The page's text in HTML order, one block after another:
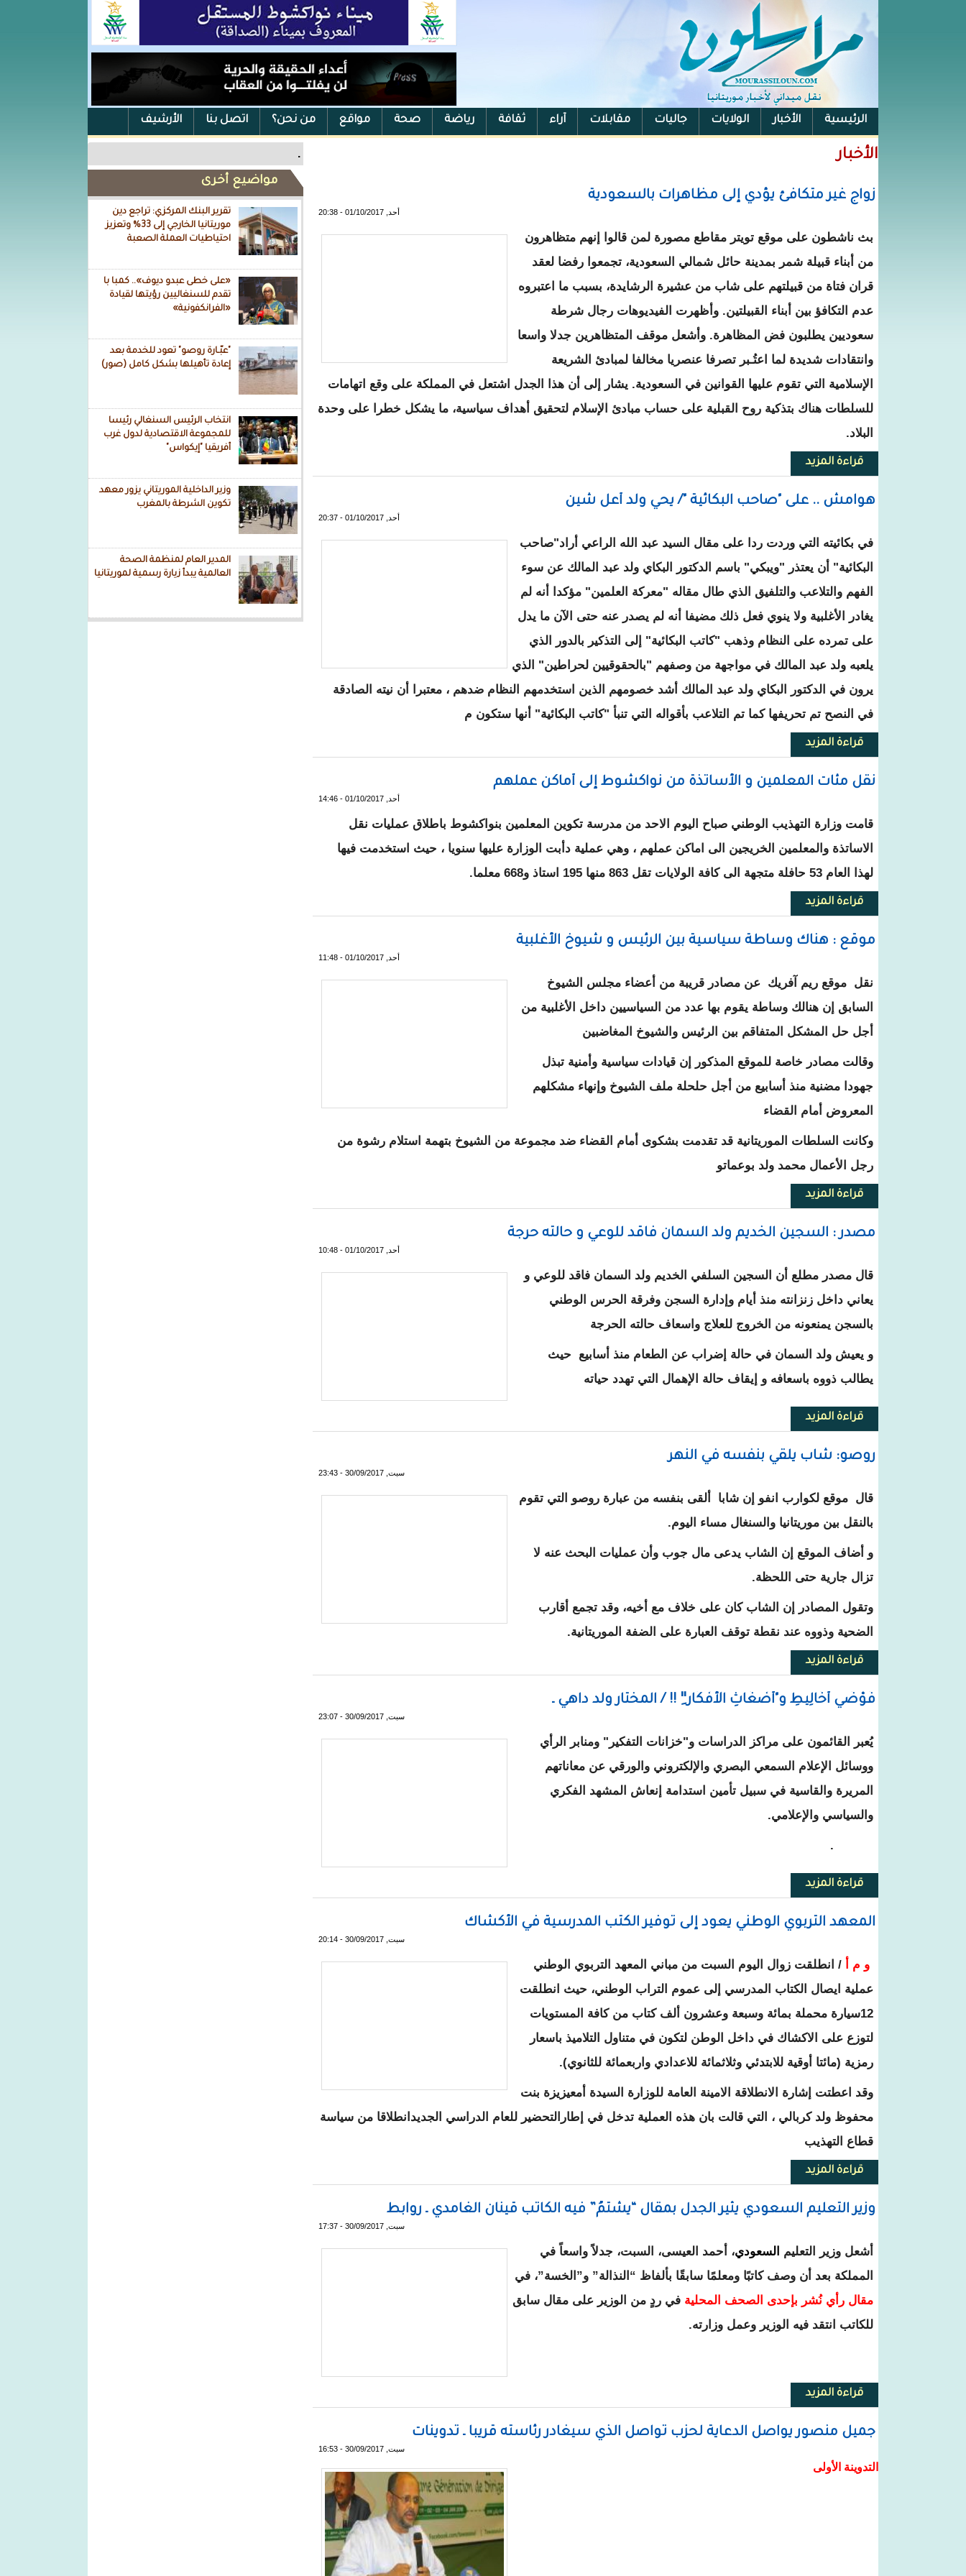
الرئيسية الأخبار الولايات جاليات مقابلات آراء ثقافة رياضة صحة مواقع من نحن؟ اتصل بنا الأرشيف
الفيس بوك .
مواضيع أخرى
تقرير البنك المركزي: تراجع دين
موريتانيا الخارجي إلى 33% وتعزيز
احتياطيات العملة الصعبة
«على خطى عبدو ديوف».. كمبا با
تقدم للسنغاليين رؤيتها لقيادة
«الفرانكفونية»
"عبّـارة روصو" تعود للخدمة بعد
إعادة تأهيلها بشكل كامل (صور)
انتخاب الرئيس السنغالي رئيسا
للمجموعة الاقتصادية لدول غرب
أفريقيا "إيكواس"
وزير الداخلية الموريتاني يزور معهد
تكوين الشرطة بالمغرب
المدير العام لمنظمة الصحة
العالمية يبدأ زيارة رسمية لموريتانيا
الأخبار
زواج غير متكافئ يؤدي إلى مظاهرات بالسعودية
أحد, 01/10/2017 - 20:38
بث ناشطون على موقع تويتر مقاطع مصورة لمن قالوا إنهم متظاهرون
من أبناء قبيلة شمر بمدينة حائل شمالي السعودية، تجمعوا رفضا لعقد
قران فتاة من قبيلتهم على شاب من عشيرة الرشايدة، بسبب ما اعتبروه
عدم التكافؤ بين أبناء القبيلتين. وأظهرت الفيديوهات رجال شرطة
سعوديين يطلبون فض المظاهرة. وأشعل موقف المتظاهرين جدلا واسعا
وانتقادات شديدة لما اعتُـبر تصرفا عنصريا مخالفا لمبادئ الشريعة
الإسلامية التي تقوم عليها القوانين في السعودية. يشار إلى أن هذا الجدل اشتعل في المملكة على وقع اتهامات
للسلطات هناك بتذكية روح القبلية على حساب مبادئ الإسلام لتحقيق أهداف سياسية، ما يشكل خطرا على وحدة
البلاد.
قراءة المزيدحول زواج غير متكافئ يؤدي إلى مظاهرات بالسعودية
هوامش .. على "صاحب البكائية "/ يحي ولد أعل شين
أحد, 01/10/2017 - 20:37
في بكائيته التي وردت ردا على مقال السيد عبد الله الراعي أراد"صاحب
البكائية" أن يعتذر "ويبكي" باسم الدكتور البكاي ولد عبد المالك عن سوء
الفهم والتلاعب والتلفيق الذي طال مقاله "معركة العلمين" مؤكدا أنه لم
يغادر الأغلبية ولا ينوي فعل ذلك مضيفا أنه لم يصدر عنه حتى الآن ما يدل
على تمرده على النظام وذهب "كاتب البكائية" إلى التذكير بالدور الذي
يلعبه ولد عبد المالك في مواجهة من وصفهم "بالحقوقيين لحراطين" الذي
يرون في الدكتور البكاي ولد عبد المالك أشد خصومهم الذين استخدمهم النظام ضدهم ، معتبرا أن نيته الصادقة
في النصح تم تحريفها كما تم التلاعب بأقواله التي تنبأ "كاتب البكائية" أنها ستكون م
قراءة المزيدحول هوامش .. على "صاحب البكائية "/ يحي ولد أعل شين
نقل مئات المعلمين و الأساتذة من نواكشوط إلى أماكن عملهم
أحد, 01/10/2017 - 14:46
قامت وزارة التهذيب الوطني صباح اليوم الاحد من مدرسة تكوين المعلمين بنواكشوط باطلاق عمليات نقل
الاساتذة والمعلمين الخريجين الى اماكن عملهم ، وهي عملية دأبت الوزارة عليها سنويا ، حيث استخدمت فيها
لهذا العام 53 حافلة متجهة الى كافة الولايات تقل 863 منها 195 استاذ و668 معلما.
قراءة المزيدحول نقل مئات المعلمين و الأساتذة من نواكشوط إلى أماكن عملهم
موقع : هناك وساطة سياسية بين الرئيس و شيوخ الأغلبية
أحد, 01/10/2017 - 11:48
نقل موقع ريم آفريك عن مصادر قريبة من أعضاء مجلس الشيوخ
السابق إن هنالك وساطة يقوم بها عدد من السياسيين داخل الأغلبية من
أجل حل المشكل المتفاقم بين الرئيس والشيوخ المغاضبين
وقالت مصادر خاصة للموقع المذكور إن قيادات سياسية وأمنية تبذل
جهودا مضنية منذ أسابيع من أجل حلحلة ملف الشيوخ وإنهاء مشكلهم
المعروض أمام القضاء
وكانت السلطات الموريتانية قد تقدمت بشكوى أمام القضاء ضد مجموعة من الشيوخ بتهمة استلام رشوة من
رجل الأعمال محمد ولد بوعماتو
قراءة المزيدحول موقع : هناك وساطة سياسية بين الرئيس و شيوخ الأغلبية
مصدر : السجين الخديم ولد السمان فاقد للوعي و حالته حرجة
أحد, 01/10/2017 - 10:48
قال مصدر مطلع أن السجين السلفي الخديم ولد السمان فاقد للوعي و
يعاني داخل زنزانته منذ أيام وإدارة السجن وفرقة الحرس الوطني
بالسجن يمنعونه من الخروج للعلاج واسعاف حالته الحرجة
و يعيش ولد السمان في حالة إضراب عن الطعام منذ أسابيع حيث
يطالب ذووه باسعافه و إيقاف حالة الإهمال التي تهدد حياته
قراءة المزيدحول مصدر : السجين الخديم ولد السمان فاقد للوعي و حالته حرجة
روصو: شاب يلقي بنفسه في النهر
سبت, 30/09/2017 - 23:43
قال موقع لكوارب انفو إن شابا ألقى بنفسه من عبارة روصو التي تقوم
بالنقل بين موريتانيا والسنغال مساء اليوم.
و أضاف الموقع إن الشاب يدعى مال جوب وأن عمليات البحث عنه لا
تزال جارية حتى اللحظة.
وتقول المصادر إن الشاب كان على خلاف مع أخيه، وقد تجمع أقارب
الضحية وذووه عند نقطة توقف العبارة على الضفة الموريتانية.
قراءة المزيدحول روصو: شاب يلقي بنفسه في النهر
فَوْضَي أَخَالِيطِ و"أَضْغَاثِ الأَفْكَار"ِ !! / المختار ولد داهي ـ
سبت, 30/09/2017 - 23:07
يُعبر القائمون على مراكز الدراسات و"خزانات التفكير" ومنابر الرأي
ووسائل الإعلام السمعي البصري والإلكتروني والورقي عن معاناتهم
المريرة والقاسية في سبيل تأمين استدامة إنعاش المشهد الفكري
والسياسي والإعلامي.
.
قراءة المزيدحول فَوْضَي أَخَالِيطِ و"أَضْغَاثِ الأَفْكَار"ِ !! / المختار ولد داهي ـ
المعهد التربوي الوطني يعود إلى توفير الكتب المدرسية في الأكشاك
سبت, 30/09/2017 - 20:14
و م أ / انطلقت زوال اليوم السبت من مباني المعهد التربوي الوطني
عملية ايصال الكتاب المدرسي إلى عموم التراب الوطني، حيث انطلقت
12سيارة محملة بمائة وسبعة وعشرون ألف كتاب من كافة المستويات
لتوزع على الاكشاك في داخل الوطن لتكون في متناول التلاميذ باسعار
رمزية (مائتا أوقية للابتدئي وثلاثمائة للاعدادي واربعمائة للثانوي).
وقد اعطتت إشارة الانطلاقة الامينة العامة للوزارة السيدة أمعيزيزة بنت
محفوظ ولد كربالي ، التي قالت بان هذه العملية تدخل في إطارالتحضير للعام الدراسي الجديدانطلاقا من سياسة
قطاع التهذيب
قراءة المزيدحول المعهد التربوي الوطني يعود إلى توفير الكتب المدرسية في الأكشاك
وزير التعليم السعودي يثير الجدل بمقال “يشتمُ” فيه الكاتب قينان الغامدي ـ روابط
سبت, 30/09/2017 - 17:37
أشعل وزير التعليم السعودي، أحمد العيسى، السبت، جدلاً واسعاً في
المملكة بعد أن وصف كاتبًا ومعلمًا سابقًا بألفاظ “النذالة” و”الخسة”، في
مقال رأي نُشر بإحدى الصحف المحلية في ردٍ من الوزير على مقال سابق
للكاتب انتقد فيه الوزير وعمل وزارته.
قراءة المزيدحول وزير التعليم السعودي يثير الجدل بمقال “يشتمُ” فيه الكاتب قينان الغامدي ـ روابط
جميل منصور يواصل الدعاية لحزب تواصل الذي سيغادر رئاسته قريبا ـ تدوينات
سبت, 30/09/2017 - 16:53
التدوينة الأولى